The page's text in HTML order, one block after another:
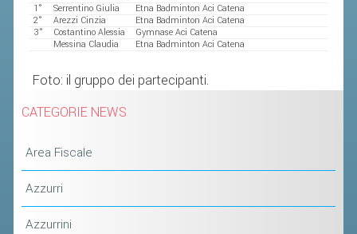
1°
Serrentino Giulia
Etna Badminton Aci Catena
2°
Arezzi Cinzia
Etna Badminton Aci Catena
3°
Costantino Alessia
Gymnase Aci Catena
Messina Claudia
Etna Badminton Aci Catena
Foto: il gruppo dei partecipanti.
CATEGORIE NEWS
Area Fiscale
Azzurri
Azzurrini
CALENDARIO
COMUNICATI
ALBO D'ORO CAMPIONATI ITALIANI
MODULI